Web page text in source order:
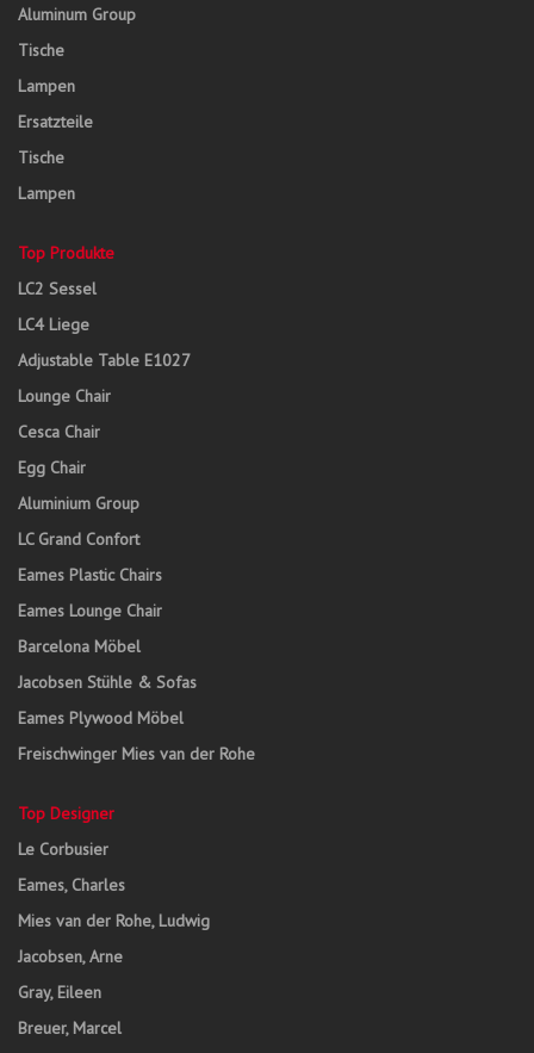
Aluminum Group
Tische
Lampen
Ersatzteile
Tische
Lampen
Top Produkte
LC2 Sessel
LC4 Liege
Adjustable Table E1027
Lounge Chair
Cesca Chair
Egg Chair
Aluminium Group
LC Grand Confort
Eames Plastic Chairs
Eames Lounge Chair
Barcelona Möbel
Jacobsen Stühle & Sofas
Eames Plywood Möbel
Freischwinger Mies van der Rohe
Top Designer
Le Corbusier
Eames, Charles
Mies van der Rohe, Ludwig
Jacobsen, Arne
Gray, Eileen
Breuer, Marcel